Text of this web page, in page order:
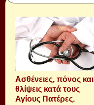
Aσθένειες, πόνος και
θλίψεις κατά τους
Αγίους Πατέρες.